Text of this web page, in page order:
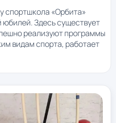
спортшкола «Орбита»
Здесь существует
реализуют программы
видам спорта, работает